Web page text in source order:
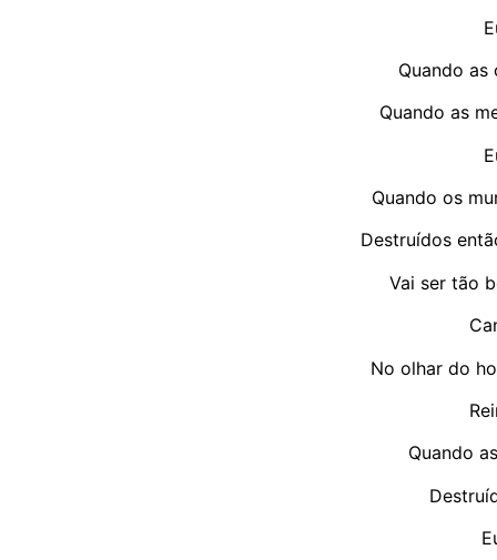
Quando as
Quando as
Quando os
Destruídos
Vai ser tão
No olhar do
Quando